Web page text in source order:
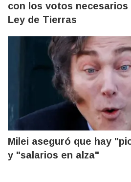
con los votos
Ley de Tierras
Milei aseguró que hay
y "salarios en alza"